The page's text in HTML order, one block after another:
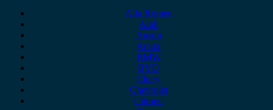
Alfa Romeo
Audi
Austin
Acura
BMW
BYD
Chery
Chevrolet
Citroen